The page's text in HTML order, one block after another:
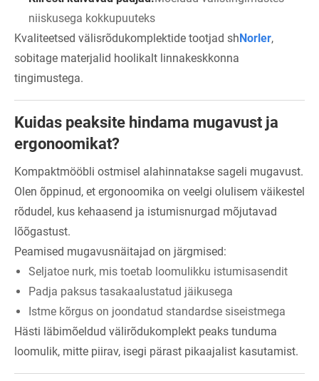
niiskusega kokkupuuteks
Kvaliteetsed välisrõdukomplektide tootjad shNorler,
sobitage materjalid hoolikalt linnakeskkonna
tingimustega.
Kuidas peaksite hindama mugavust ja
ergonoomikat?
Kompaktmööbli ostmisel alahinnatakse sageli mugavust.
Olen õppinud, et ergonoomika on veelgi olulisem väikestel
rõdudel, kus kehaasend ja istumisnurgad mõjutavad
lõõgastust.
Peamised mugavusnäitajad on järgmised:
Seljatoe nurk, mis toetab loomulikku istumisasendit
Padja paksus tasakaalustatud jäikusega
Istme kõrgus on joondatud standardse siseistmega
Hästi läbimõeldud välirõdukomplekt peaks tunduma
loomulik, mitte piirav, isegi pärast pikaajalist kasutamist.